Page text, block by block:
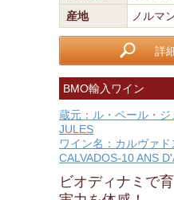
産地
ノルマ
詳
BMO輸入ワイン
蔵元：ル・ペール・
JULES
ワイン名：カルヴァ
CALVADOS-10 ANS
ビオディナミで